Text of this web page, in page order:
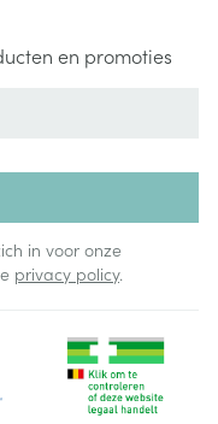
en promoties
in voor onze
privacy policy.